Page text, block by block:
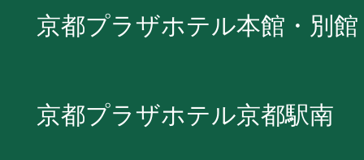
京都プラザホテル本館・別館
京都プラザホテル京都駅南